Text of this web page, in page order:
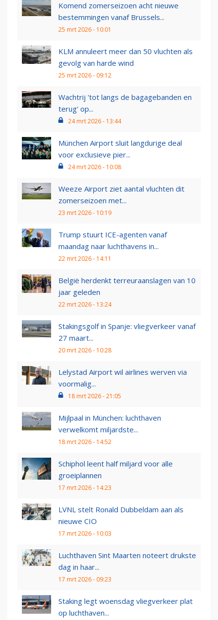
Komend zomerseizoen acht nieuwe
bestemmingen vanaf Brussels...
25 mrt 2026 - 10:01
KLM annuleert meer dan 50 vluchten als
gevolg van harde wind
25 mrt 2026 - 09:12
Wachtrij 'tot langs de bagagebanden en
terug' op...
24 mrt 2026 - 13:44
München Airport sluit langdurige deal
voor exclusieve pier...
24 mrt 2026 - 10:08
Weeze Airport ziet aantal vluchten dit
zomerseizoen met...
23 mrt 2026 - 10:19
Trump stuurt ICE-agenten vanaf
maandag naar luchthavens in...
22 mrt 2026 - 14:11
België herdenkt terreuraanslagen van 10
jaar geleden
22 mrt 2026 - 13:24
Stakingsgolf in Spanje: vliegverkeer vanaf
27 maart...
20 mrt 2026 - 10:28
Lelystad Airport wil airlines werven via
voormalig...
18 mrt 2026 - 21:05
Mijlpaal in München: luchthaven
verwelkomt miljardste...
18 mrt 2026 - 14:52
Schiphol leent half miljard voor alle
groeiplannen
17 mrt 2026 - 14:23
LVNL stelt Ronald Dubbeldam aan als
nieuwe CIO
17 mrt 2026 - 10:03
Luchthaven Sint Maarten noteert drukste
dag in haar...
17 mrt 2026 - 09:23
Staking legt woensdag vliegverkeer plat
op luchthaven...